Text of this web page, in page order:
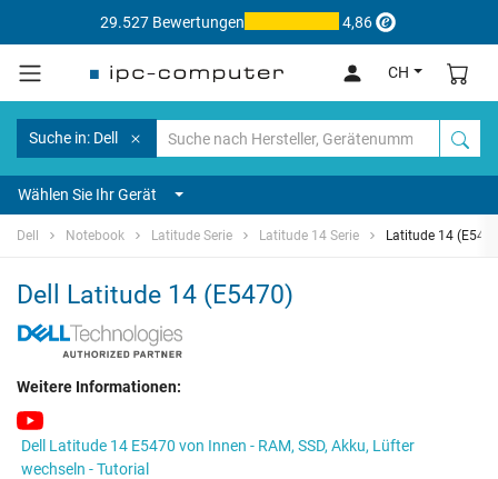
29.527 Bewertungen 4,86
CH
Suche in: Dell
Wählen Sie Ihr Gerät
Dell Notebook Latitude Serie Latitude 14 Serie Latitude 14
Dell Latitude 14 (E5470)
Weitere Informationen:
Dell Latitude 14 E5470 von Innen - RAM, SSD, Akku, Lüfter
wechseln - Tutorial